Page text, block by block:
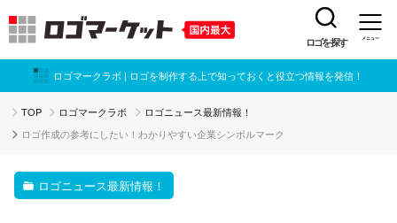
ロゴを探す メニュー
ロゴマークラボ | ロゴを制作する上で知っておくと役立つ情報を発信！
TOP ロゴマークラボ ロゴニュース最新情報！
ロゴ作成の参考にしたい！わかりやすい企業シンボルマーク
ロゴニュース最新情報！